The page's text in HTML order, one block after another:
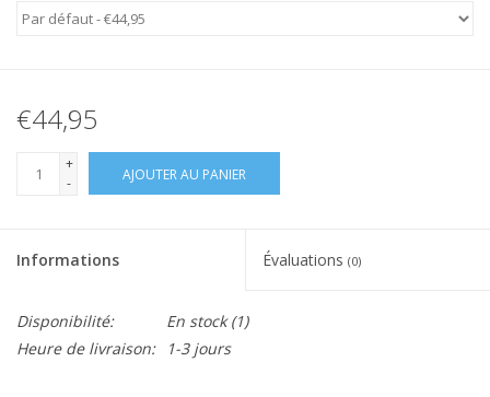
€44,95
+
-
AJOUTER AU PANIER
Informations Évaluations (0)
Disponibilité: En stock(1)
Heure de livraison:
1-3 jours